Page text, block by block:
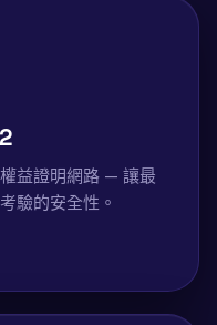
益證明網路 — 讓最
驗的安全性。